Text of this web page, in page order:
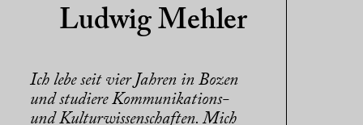
Ludwig Mehler
Ich lebe seit vier Jahren in Bozen
und studiere Kommunikations-
und Kulturwissenschaften. Mich